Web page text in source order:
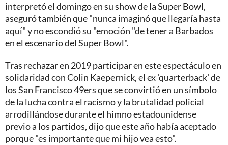
interpretó el domingo en su show de la Super Bowl,
aseguró también que "nunca imaginó que llegaría hasta
aquí" y no escondió su "emoción "de tener a Barbados
en el escenario del Super Bowl".
Tras rechazar en 2019 participar en este espectáculo en
solidaridad con Colin Kaepernick, el ex 'quarterback' de
los San Francisco 49ers que se convirtió en un símbolo
de la lucha contra el racismo y la brutalidad policial
arrodillándose durante el himno estadounidense
previo a los partidos, dijo que este año había aceptado
porque "es importante que mi hijo vea esto".